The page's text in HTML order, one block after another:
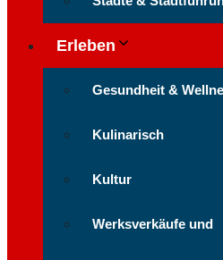
Erleben
Gesundheit &
Kulinarisch
Kultur
Werksverkäufe und